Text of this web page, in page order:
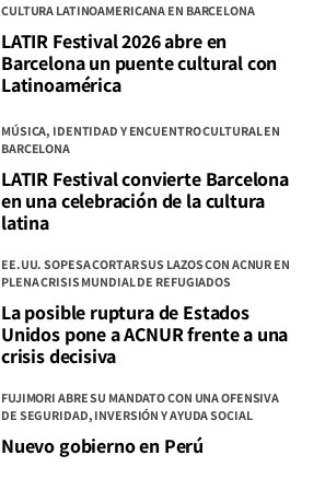
CULTURA LATINOAMERICANA EN BARCELONA
LATIR Festival 2026 abre en
Barcelona un puente cultural con
Latinoamérica
MÚSICA, IDENTIDAD Y ENCUENTRO CULTURAL EN
BARCELONA
LATIR Festival convierte Barcelona
en una celebración de la cultura
latina
EE.UU. SOPESA CORTAR SUS LAZOS CON ACNUR EN
PLENA CRISIS MUNDIAL DE REFUGIADOS
La posible ruptura de Estados
Unidos pone a ACNUR frente a una
crisis decisiva
FUJIMORI ABRE SU MANDATO CON UNA OFENSIVA
DE SEGURIDAD, INVERSIÓN Y AYUDA SOCIAL
Nuevo gobierno en Perú